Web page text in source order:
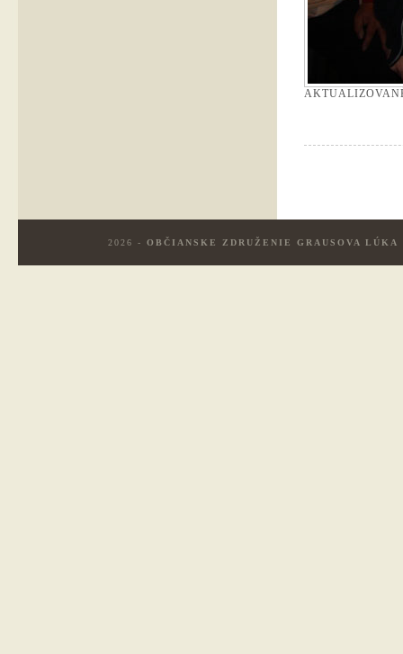
2026 - OBČIANSKE ZDRUŽENIE GRAUSOVA LÚKA